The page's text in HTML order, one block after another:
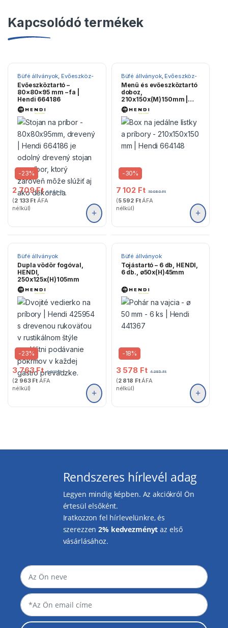
Kapcsolódó termékek
Büfé állványok Evőeszköz-
állványok
Evőeszköztartó –
80×80×95 mm – fa |
Hendi 664186
-23%
2 709Ft 3 528Ft
(2 133 Ft ÁFA
nélkül)
Büfé állványok, Evőeszköz-
állványok
Menü és evőeszköztartó
doboz,
210x150x(M)150mm |
Hendi 664148
-30%
7 102 Ft 10 080Ft
(5 592 FtÁFA
nélkül)
Büfé állványok
Dupla vödör fogóval,
HENDI,
250x125x(H)105mm
-23%
3 763Ft 4 910Ft
(2 963 Ft ÁFA
nélkül)
Büfé állványok
Tojástartó – 6 db, HENDI,
6 db., ø50x(H)45mm
-18%
3 578 Ft 4 385Ft
(2 818 FtÁFA
nélkül)
Rendszeres hírlevél adag
Legyen mindig képben. Az akciókról Ön
értesül elsőként.
Iratkozzon fel hírlevelünkre, és
szerezzen2% kedvezményt az első
vásárlásához.